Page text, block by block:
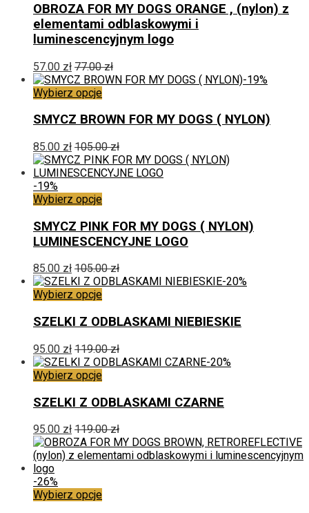
ma
wiele
wariantów.
Opcje
można
wybrać
na
stronie
produktu
OBROZA FOR MY DOGS ORANGE , (nylon) z
elementami odblaskowymi i
luminescencyjnym logo
57.00 zł 77.00zł
-19%
Wybierz opcjeTen
ma
wariantów.
Opcje
można
na
stronie
produktu
SMYCZ BROWN FOR MY DOGS ( NYLON)
85.00 zł 105.00zł
-19%
Wybierz opcjeTen
ma
wiele
wariantów.
Opcje
można
wybrać
na
stronie
produktu
SMYCZ PINK FOR MY DOGS ( NYLON)
LUMINESCENCYJNE LOGO
85.00 zł 105.00zł
-20%
Wybierz opcjeTen
ma
wariantów.
Opcje
można
wybrać
na
stronie
produktu
SZELKI Z ODBLASKAMI NIEBIESKIE
95.00 zł 119.00zł
-20%
Wybierz opcjeTen
ma
wariantów.
Opcje
można
stronie
produktu
SZELKI Z ODBLASKAMI CZARNE
95.00 zł 119.00zł
-26%
Wybierz opcjeTen